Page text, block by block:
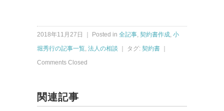
2018年11月27日 ｜ Posted in 全記事 契約書作成 小
堀秀行の記事一覧 法人の相談 ｜ タグ: 契約書 ｜
Comments Closed
関連記事